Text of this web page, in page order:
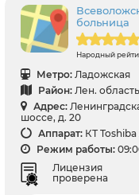
больница
Народный
Метро: Ладожская
Район: Лен. область
Адрес:
шоссе, д. 20
Аппарат: КТ
Режим работы:
Лицензия
проверена